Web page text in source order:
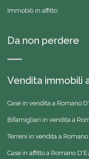
Immobili in affitto
Da non perdere
Vendita immobili
Case in vendita a Romano
Bifamigliari in vendita a
Terreni in vendita a
Case in affitto a Romano